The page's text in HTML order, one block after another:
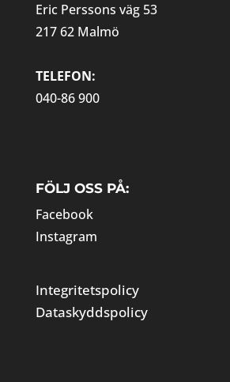
Eric Perssons väg 53
217 62 Malmö
TELEFON:
040-86 900
FÖLJ OSS PÅ:
Facebook
Instagram
Integritetspolicy
Dataskyddspolicy